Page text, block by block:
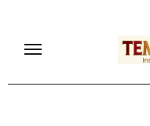
content